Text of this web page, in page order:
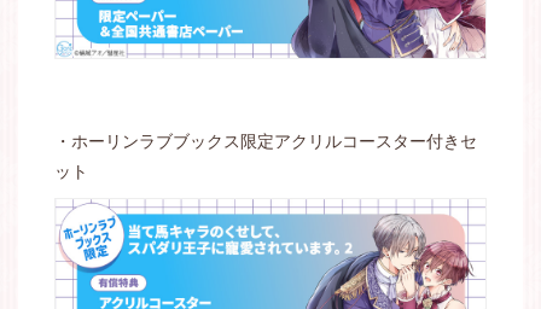
・ホーリンラブブックス限定アクリルコースター付きセ
ット